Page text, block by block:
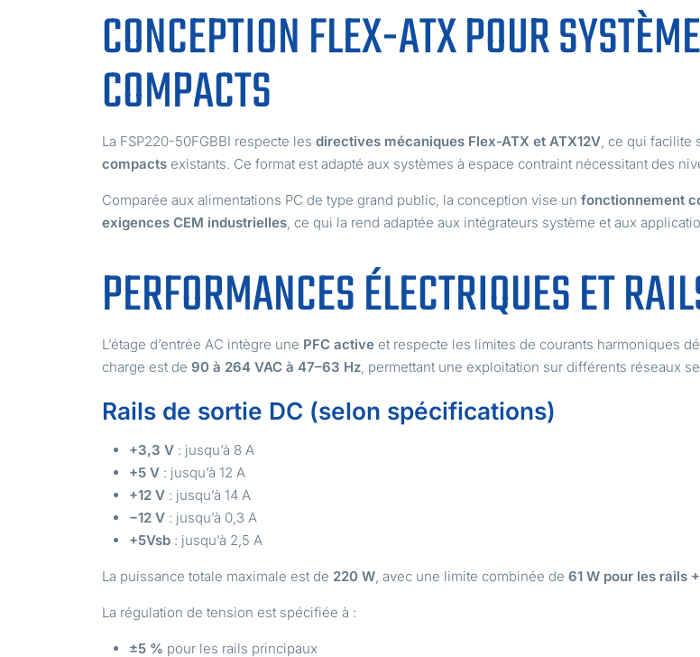
CONCEPTION FLEX-ATX POUR
COMPACTS
La FSP220-50FGBBI respecte lesdirectives mécaniques Flex-ATX et ATX12V, ce qui facilite
compacts existants. Ce format est adapté aux systèmes à espace contraint nécessitant des
Comparée aux alimentations PC de type grand public, la conception vise unfonctionnement
exigences CEM industrielles, ce qui la rend adaptée aux intégrateurs système et aux
PERFORMANCES ÉLECTRIQUES ET
L’étage d’entrée AC intègre une PFC active et respecte les limites de courants harmoniques
charge est de90 à 264 VAC à 47–63 Hz, permettant une exploitation sur différents réseaux
Rails de sortie DC (selon spécifications)
+3,3 V : jusqu’à 8 A
+5 V : jusqu’à 12 A
+12 V : jusqu’à 14 A
−12 V : jusqu’à 0,3 A
+5Vsb : jusqu’à 2,5 A
La puissance totale maximale est de 220 W , avec une limite combinée de61 W pour les rails
La régulation de tension est spécifiée à :
±5 % pour les rails principaux